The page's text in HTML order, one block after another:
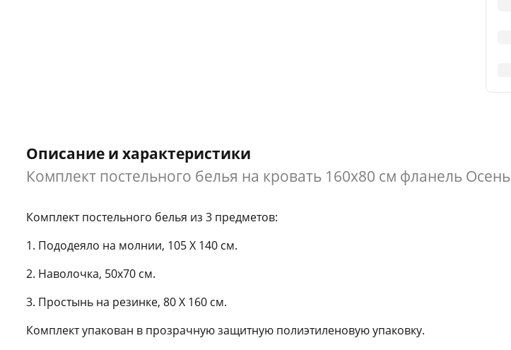
Описание и характеристики
Комплект постельного белья на кровать 160х80 см фланель Осень
Комплект постельного белья из 3 предметов:
1. Пододеяло на молнии, 105 Х 140 см.
2. Наволочка, 50х70 см.
3. Простынь на резинке, 80 Х 160 см.
Комплект упакован в прозрачную защитную полиэтиленовую упаковку.